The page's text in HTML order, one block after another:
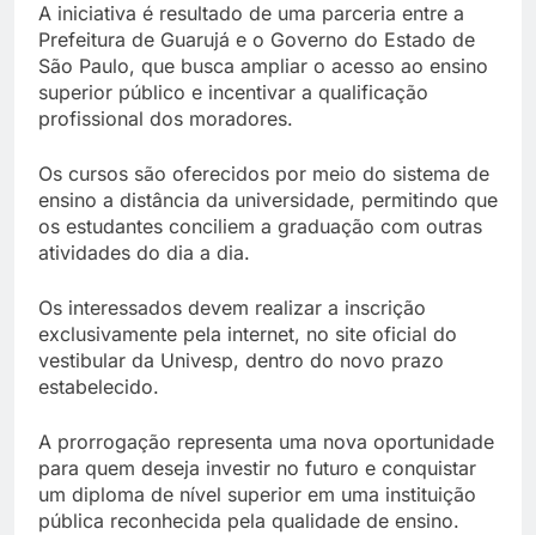
A iniciativa é resultado de uma parceria entre a
Prefeitura de Guarujá e o Governo do Estado de
São Paulo, que busca ampliar o acesso ao ensino
superior público e incentivar a qualificação
profissional dos moradores.
Os cursos são oferecidos por meio do sistema de
ensino a distância da universidade, permitindo que
os estudantes conciliem a graduação com outras
atividades do dia a dia.
Os interessados devem realizar a inscrição
exclusivamente pela internet, no site oficial do
vestibular da Univesp, dentro do novo prazo
estabelecido.
A prorrogação representa uma nova oportunidade
para quem deseja investir no futuro e conquistar
um diploma de nível superior em uma instituição
pública reconhecida pela qualidade de ensino.